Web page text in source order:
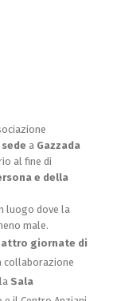
sede a Gazzada
al fine di
e della
luogo dove la
male.
giornate di
collaborazione
Sala